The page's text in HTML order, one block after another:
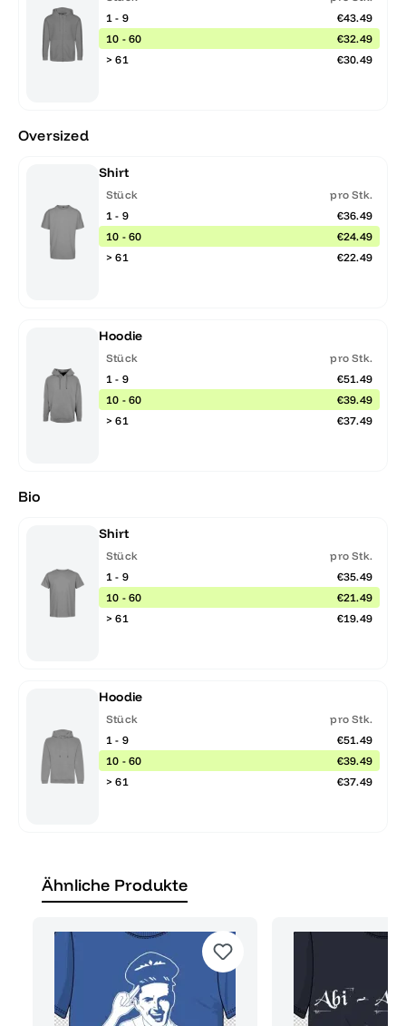
1 - 9
€43.49
10 - 60
€32.49
> 61
€30.49
Oversized
Shirt
Stück
pro Stk.
1 - 9
€36.49
10 - 60
€24.49
> 61
€22.49
Hoodie
Stück
pro Stk.
1 - 9
€51.49
10 - 60
€39.49
> 61
€37.49
Bio
Shirt
Stück
pro Stk.
1 - 9
€35.49
10 - 60
€21.49
> 61
€19.49
Hoodie
Stück
pro Stk.
1 - 9
€51.49
10 - 60
€39.49
> 61
€37.49
Ähnliche Produkte